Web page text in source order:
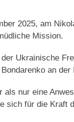
2025, am
Mission.
Ukrainische
an
als nur eine
sich für die Kraft